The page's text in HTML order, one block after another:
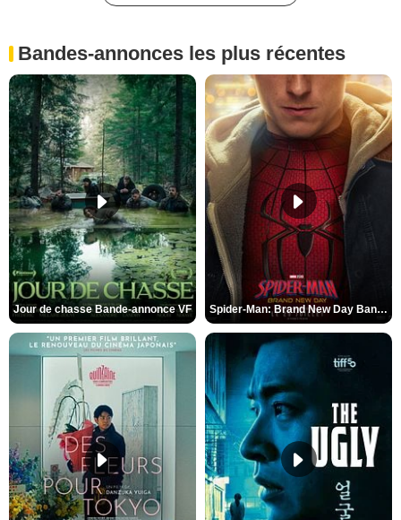
Bandes-annonces les plus récentes
Jour de chasse Bande-annonce VF Spider-Man: Brand New Day Bande-annonce (3) VO STFR